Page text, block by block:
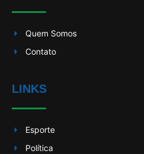
Quem Somos
Contato
LINKS
Esporte
Política